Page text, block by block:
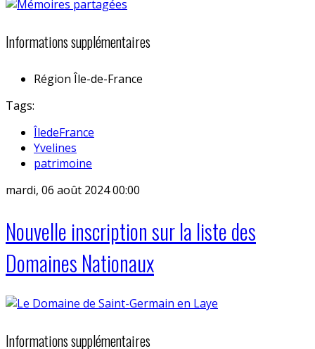
Informations supplémentaires
Région Île-de-France
Tags:
ÎledeFrance
Yvelines
patrimoine
mardi, 06 août 2024 00:00
Nouvelle inscription sur la liste des
Domaines Nationaux
Informations supplémentaires